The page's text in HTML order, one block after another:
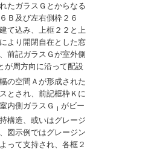
たガラスＧとからなる
Ｂ及び左右側枠２６
て込み、上框２２と上
より開閉自在とした窓
前記ガラスＧが室外側
が周方向に沿って配設
の空間Ａが形成された
とされ、前記框枠Ｋに
内側ガラスＧ
Ｉ がビー
構造、或いはグレージ
図示例ではグレージン
って支持され、各框２